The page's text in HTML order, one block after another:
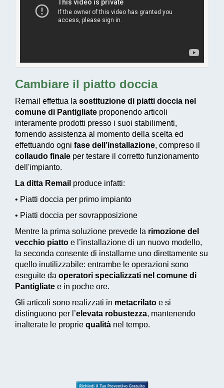
Cambiare il piatto doccia
Remail effettua la sostituzione di piatti doccia nel
comune di Pantigliate proponendo articoli
interamente prodotti presso i suoi stabilimenti,
fornendo assistenza al momento della scelta ed
effettuando ogni fase dell’installazione, compreso il
collaudo finale per testare il corretto funzionamento
dell'impianto.
La ditta Remail produce infatti:
• Piatti doccia per primo impianto
• Piatti doccia per sovrapposizione
Mentre la prima soluzione prevede la rimozione del
vecchio piatto e l’installazione di un nuovo modello,
la seconda consente di installarne uno direttamente su
quello inutilizzabile: entrambe le operazioni sono
eseguite da operatori specializzati nel comune di
Pantigliate e in poche ore.
Gli articoli sono realizzati in metacrilato e si
distinguono per l’elevata robustezza, mantenendo
inalterate le proprie qualità nel tempo.